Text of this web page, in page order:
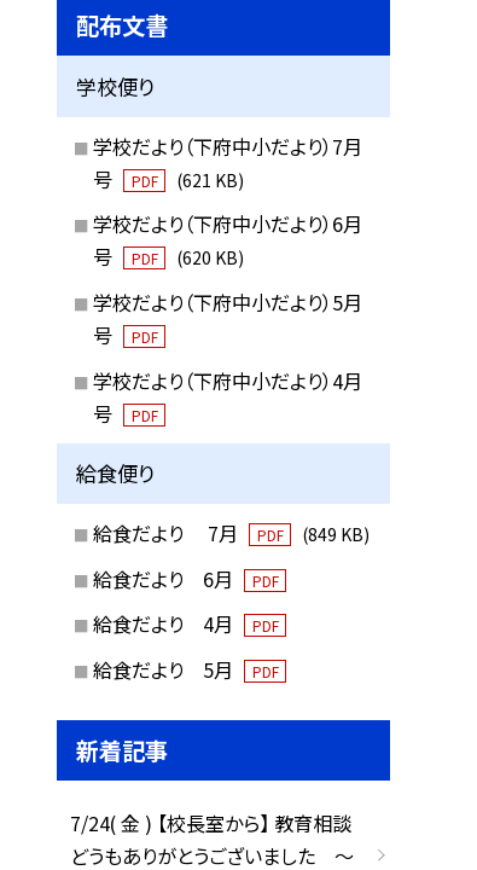
配布文書
学校便り
学校だより（下府中小だより）7月
号
PDF (621 KB)
学校だより（下府中小だより）6月
号
PDF (620 KB)
学校だより（下府中小だより）5月
号
PDF
学校だより（下府中小だより）4月
号
PDF
給食便り
給食だより 7月 PDF (849 KB)
給食だより 6月 PDF
給食だより 4月 PDF
給食だより 5月 PDF
新着記事
7/24( 金 ) 【校長室から】 教育相談
どうもありがとうございました ～